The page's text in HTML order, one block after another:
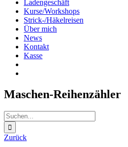
Ladengeschäft
Kurse/Workshops
Strick-/Häkelreisen
Über mich
News
Kontakt
Kasse
Maschen-Reihenzähler
Suche
nach:
Zurück